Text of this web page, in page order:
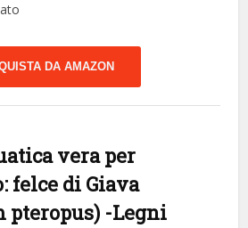
DA AMAZON
vera per
felce di Giava
pteropus) -Legni